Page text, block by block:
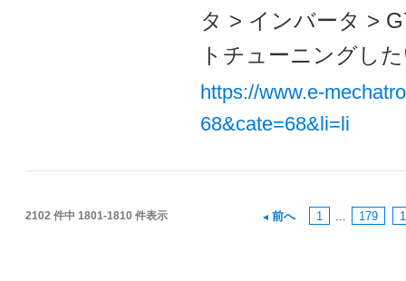
タ > インバータ >
トチューニングし
https://www.e-
68&cate=68&li=li
2102 件中 1801-1810 件表示 前へ 1 ... 179